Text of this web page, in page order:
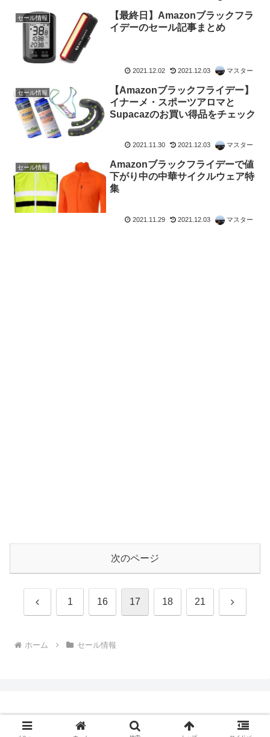
セール情報
【最終日】Amazonブラックフラ
イデーのセール記事まとめ
2021.12.02 2021.12.03 マスター
セール情報
【Amazonブラックフライデー】
イナーメ・スポーツアロマと
Supacazのお買い得品をチェック
2021.11.30 2021.12.03 マスター
セール情報
Amazonブラックフライデーで値
下がり中の中華サイクルウェア特
集
2021.11.29 2021.12.03 マスター
次のページ
前 1 16 17 18 21 次
ホーム セール情報
Copyright © 2009-2026 CBN Blog All Rights Reserved.